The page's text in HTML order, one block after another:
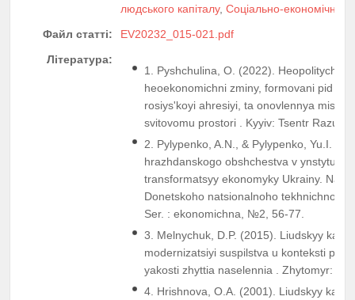
людського капіталу, Соціально-економічний
Файл статті:
EV20232_015-021.pdf
Література:
1. Pyshchulina, O. (2022). Heopolitychni
heoekonomichni zminy, formovani pid
rosiysʹkoyi ahresiyi, ta onovlennya
svitovomu prostori . Kyyiv: Tsentr
2. Pylypenko, A.N., & Pylypenko, Yu.I.
hrazhdanskogo obshchestva v
transformatsyy ekonomyky Ukrainy.
Donetskoho natsionalnoho tekhnichnoho
Ser. : ekonomichna, №2, 56-77.
3. Melnychuk, D.P. (2015). Liudskyy
modernizatsiyi suspilstva u konteksti
yakosti zhyttia naselennia . Zhytomyr:
4. Hrishnova, O.A. (2001). Liudskyy